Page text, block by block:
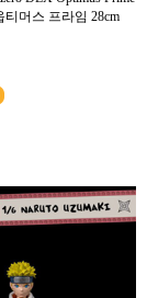
머스 프라임 28cm